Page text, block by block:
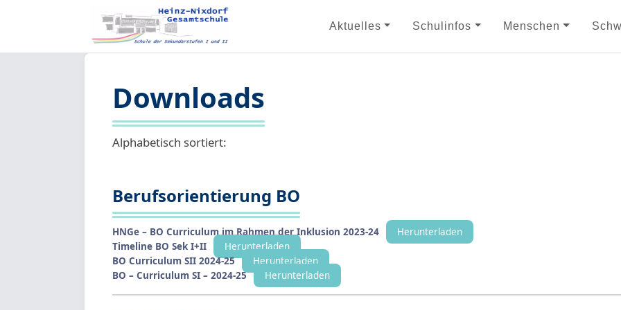
Aktuelles Schulinfos Menschen
Downloads
Alphabetisch sortiert:
Berufsorientierung BO
HNGe – BO Curriculum im Rahmen der Inklusion 2023-24
Herunterladen
Timeline BO Sek I+II
Herunterladen
BO Curriculum SII 2024-25
Herunterladen
BO – Curriculum SI – 2024-25
Herunterladen